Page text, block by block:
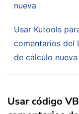
nueva
Usar Kutools
comentarios del
de cálculo
Usar código